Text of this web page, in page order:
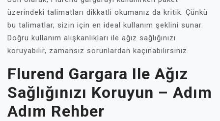
üzerindeki talimatları dikkatli okumanız da kritik. Çünkü
bu talimatlar, sizin için en ideal kullanım şeklini sunar.
Doğru kullanım alışkanlıkları ile ağız sağlığınızı
koruyabilir, zamansız sorunlardan kaçınabilirsiniz.
Flurend Gargara Ile Ağız
Sağlığınızı Koruyun – Adım
Adım Rehber